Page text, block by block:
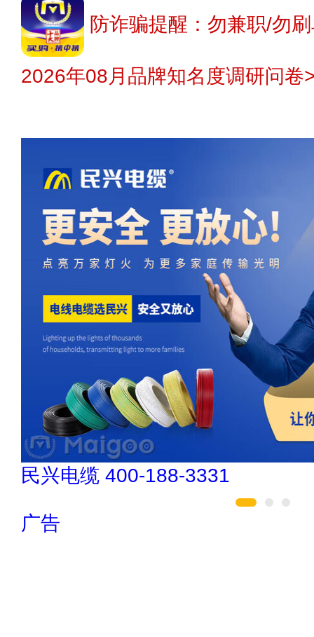
防诈骗提醒：勿兼职/勿
2026年08月品牌知名度调研问卷
今顶KIND 400-
广告